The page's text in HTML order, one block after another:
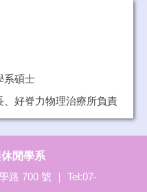
系碩士
好脊力物理治療所負責
運用、運動傷害評估學
閒學系
路 700 號 ｜ Tel:07-